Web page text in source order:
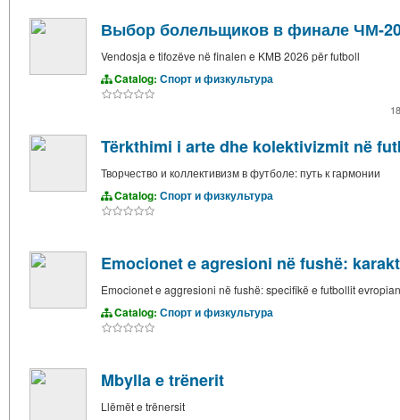
Выбор болельщиков в финале ЧМ-
Vendosja e tifozëve në finalen e KMB 2026 për futboll
Catalog: Спорт и физкультура
Tërkthimi i arte dhe kolektivizmit në
Творчество и коллективизм в футболе: путь к гармонии
Catalog: Спорт и физкультура
Emocionet e agresioni në fushë:
Emocionet e aggresioni në fushë: specifikë e futbollit
Catalog: Спорт и физкультура
Mbylla e trënerit
Llëmët e trënersit